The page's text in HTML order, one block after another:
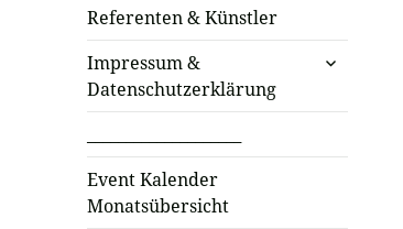
Referenten & Künstler
Impressum &
Datenschutzerklärung
untermenü
Event Kalender
Monatsübersicht